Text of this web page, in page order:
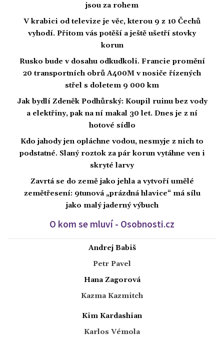
jsou za rohem
V krabici od televize je věc, kterou 9 z 10 Čechů
vyhodí. Přitom vás potěší a ještě ušetří stovky
korun
Rusko bude v dosahu odkudkoli. Francie promění
20 transportních obrů A400M v nosiče řízených
střel s doletem 9 000 km
Jak bydlí Zdeněk Podhůrský: Koupil ruinu bez vody
a elektřiny, pak na ní makal 30 let. Dnes je z ní
hotové sídlo
Kdo jahody jen opláchne vodou, nesmyje z nich to
podstatné. Slaný roztok za pár korun vytáhne ven i
skryté larvy
Zavrtá se do země jako jehla a vytvoří umělé
zemětřesení: 9tunová „prázdná hlavice“ má sílu
jako malý jaderný výbuch
O kom se mluví - Osobnosti.cz
Andrej Babiš
Petr Pavel
Hana Zagorová
Kazma Kazmitch
Kim Kardashian
Karlos Vémola